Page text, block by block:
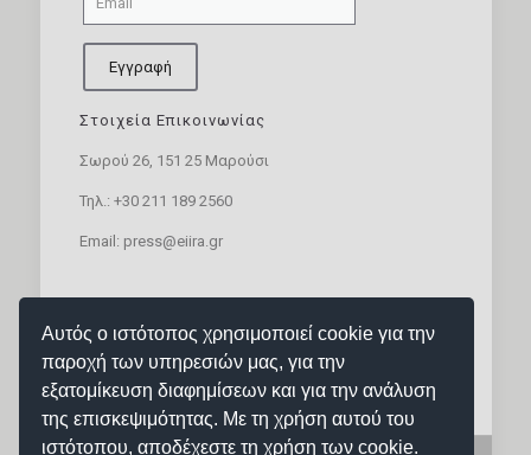
Αυτός ο ιστότοπος χρησιμοποιεί cookie για την
παροχή των υπηρεσιών μας, για την
εξατομίκευση διαφημίσεων και για την ανάλυση
της επισκεψιμότητας. Με τη χρήση αυτού του
ιστότοπου, αποδέχεστε τη χρήση των cookie.
Στοιχεία Επικοινωνίας
Σωρού 26, 151 25 Μαρούσι
Τηλ.: +30 211 189 2560
Email: press@eiira.gr